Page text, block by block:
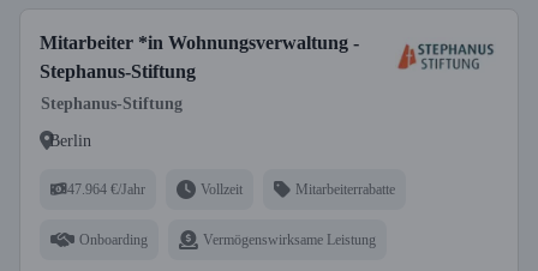
Mitarbeiter *in Wohnungsverwaltung -
Stephanus-Stiftung
Stephanus-Stiftung
Berlin
47.964 €/Jahr Vollzeit Mitarbeiterrabatte
Onboarding Vermögenswirksame Leistung